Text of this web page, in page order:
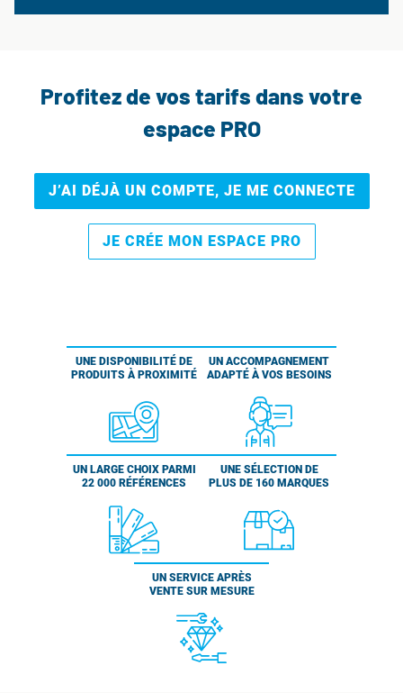
Profitez de vos tarifs dans votre
espace PRO
J’AI DÉJÀ UN COMPTE, JE ME CONNECTE
JE CRÉE MON ESPACE PRO
UNE DISPONIBILITÉ DE
PRODUITS À PROXIMITÉ
UN ACCOMPAGNEMENT
ADAPTÉ À VOS BESOINS
UN LARGE CHOIX PARMI
22 000 RÉFÉRENCES
UNE SÉLECTION DE
PLUS DE 160 MARQUES
UN SERVICE APRÈS
VENTE SUR MESURE